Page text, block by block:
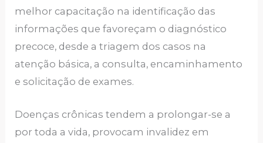
melhor capacitação na identificação das
informações que favoreçam o diagnóstico
precoce, desde a triagem dos casos na
atenção básica, a consulta, encaminhamento
e solicitação de exames.
Doenças crônicas tendem a prolongar-se a
por toda a vida, provocam invalidez em